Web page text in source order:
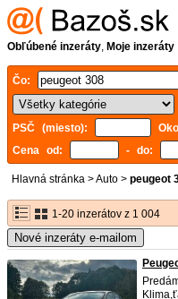
Obľúbené inzeráty, Moje inzeráty
Čo:
PSČ (miesto):
Cena od:
- do:
Hlavná stránka >Auto > peugeot
1-20 inzerátov z 1 004
Nové inzeráty e-mailom